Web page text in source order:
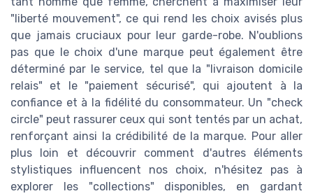
"liberté mouvement", ce qui rend les choix avisés plus
que jamais cruciaux pour leur garde-robe. N'oublions
pas que le choix d'une marque peut également être
déterminé par le service, tel que la "livraison domicile
relais" et le "paiement sécurisé", qui ajoutent à la
confiance et à la fidélité du consommateur. Un "check
circle" peut rassurer ceux qui sont tentés par un achat,
renforçant ainsi la crédibilité de la marque. Pour aller
plus loin et découvrir comment d'autres éléments
stylistiques influencent nos choix, n'hésitez pas à
explorer les "collections" disponibles, en gardant